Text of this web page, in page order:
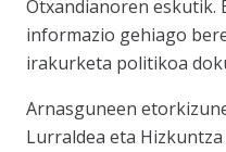
Otxandianoren eskutik.
informazio gehiago
irakurketa politikoa
Arnasguneen
Lurraldea eta Hizkuntza